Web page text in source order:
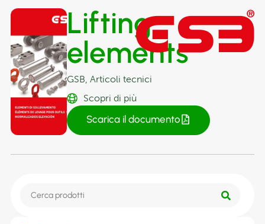
Lifting
elements
GSB,Articoli tecnici
Scopri di più
Scarica il documento